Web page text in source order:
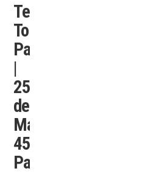
Terco
Tour
Paraná
|
25
de
Mayo
453
Paraná